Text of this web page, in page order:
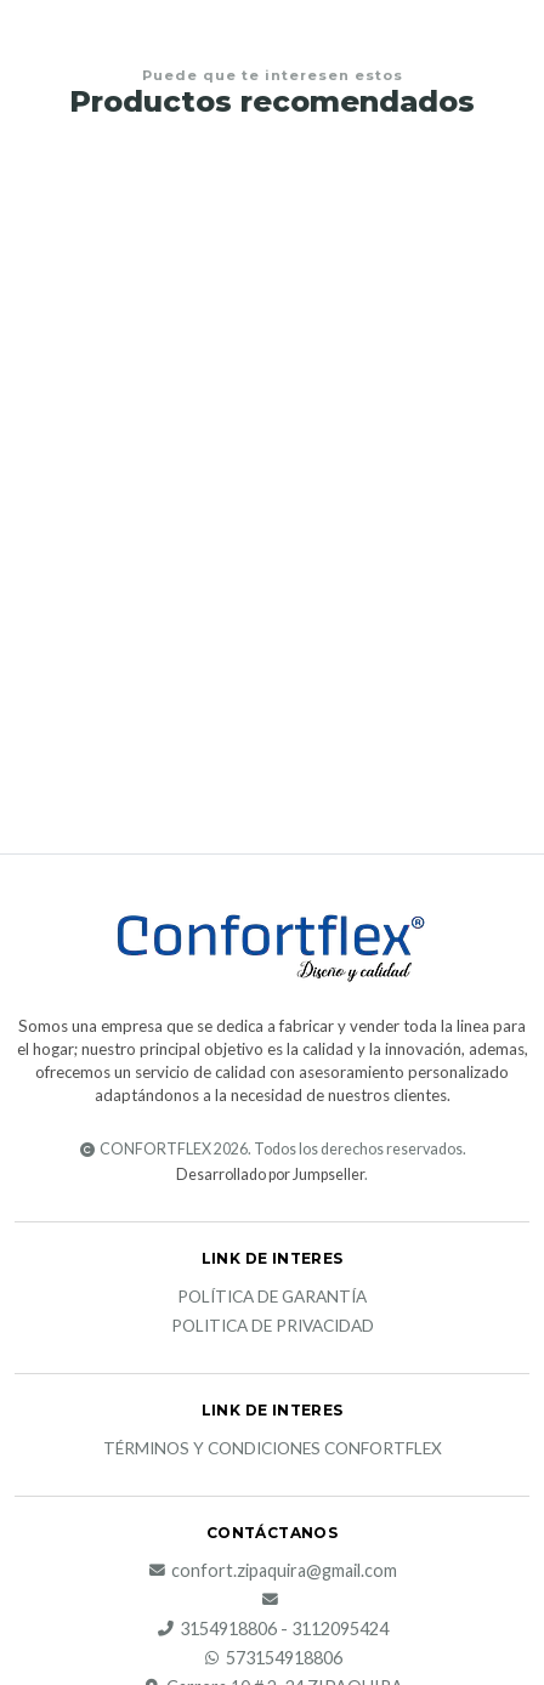
Puede que te interesen estos
Productos recomendados
Somos una empresa que se dedica a fabricar y vender toda la linea para
el hogar; nuestro principal objetivo es la calidad y la innovación, ademas,
ofrecemos un servicio de calidad con asesoramiento personalizado
adaptándonos a la necesidad de nuestros clientes.
CONFORTFLEX 2026. Todos los derechos reservados.
Desarrollado por Jumpseller.
LINK DE INTERES
POLÍTICA DE GARANTÍA
POLITICA DE PRIVACIDAD
LINK DE INTERES
TÉRMINOS Y CONDICIONES CONFORTFLEX
CONTÁCTANOS
confort.zipaquira@gmail.com
3154918806 - 3112095424
573154918806